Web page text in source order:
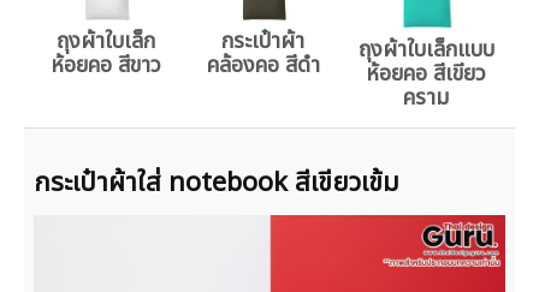
ถุงผ้าใบเล็ก
ห้อยคอ สีขาว
กระเป๋าผ้า
คล้องคอ สีดำ ถุงผ้าใบเล็กแบบ
ห้อยคอ สีเขียว
คราม
กระเป๋าผ้าใส่ notebook สีเขียวเข้ม